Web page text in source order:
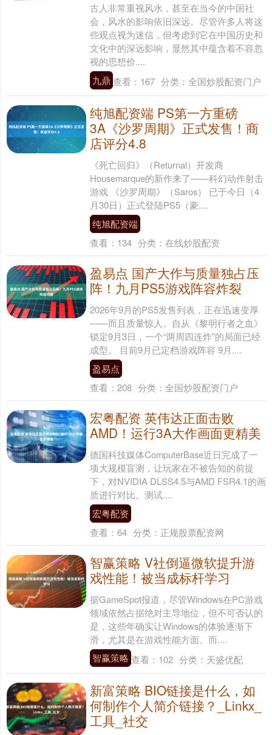
古人非常重视风水，甚至在当今的中国社
会，风水的影响依旧深远。尽管许多人将这
些观点视为迷信，但考虑到它在中国历史和
文化中的深远影响，显然其中蕴含着不容忽
视的思想价....
九鼎 查看： 167 分类： 全国炒股配资门户
纯旭配资端 PS第一方重磅
3A《沙罗周期》正式发售！商
店评分4.8
《死亡回归》（Returnal）开发商
Housemarque的新作来了——科幻动作射击
游戏 《沙罗周期》（Saros） 已于今日（4
月30日）正式登陆PS5（豪....
纯旭配资端
查看： 134 分类： 在线炒股配资
盈易点 国产大作与质量独占压
阵！九月PS5游戏阵容炸裂
2026年9月的PS5发售列表，正在迅速变厚
——而且质量惊人。自从《黎明行者之血》
锁定9月3日，一个“两周四连炸”的局面已经
成型。 目前9月已定档游戏阵容 9月....
盈易点
查看： 208 分类： 全国炒股配资门户
宏粤配资 英伟达正面击败
AMD！运行3A大作画面更精美
德国科技媒体ComputerBase近日完成了一
项大规模盲测，让玩家在不被告知的前提
下，对NVIDIA DLSS4.5与AMD FSR4.1的画
质进行对比。测试....
宏粤配资
查看： 64 分类： 正规股票配资网
智赢策略 V社倒逼微软提升游
戏性能！被当成标杆学习
据GameSpot报道，尽管Windows在PC游戏
领域依然占据绝对主导地位，但不可否认的
是，这些年确实让Windows的体验逐渐下
滑，尤其是在游戏性能方面。而....
智赢策略 查看： 102 分类： 天盛优配
新富策略 BIO链接是什么，如
何制作个人简介链接？_Linkx_
工具_社交